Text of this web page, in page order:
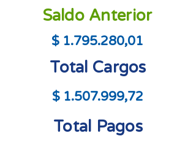
Saldo Anterior
$ 1.795.280,01
Total Cargos
$ 1.507.999,72
Total Pagos